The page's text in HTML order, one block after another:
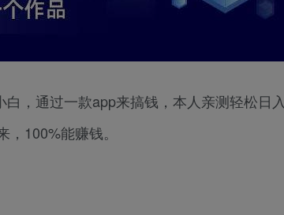
，通过一款app来搞钱，本人亲测轻松日入
100%能赚钱。